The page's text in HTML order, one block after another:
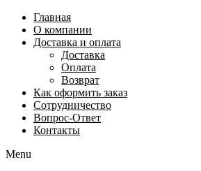
Перейти
содержимому
Главная
О компании
Доставка и оплата
Доставка
Оплата
Возврат
Как оформить заказ
Сотрудничество
Вопрос-Ответ
Контакты
Menu